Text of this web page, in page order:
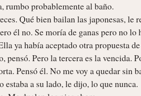
rumbo probablemente al baño.
Qué bien bailan las japonesas, le
él no. Se moría de ganas pero no lo
ya había aceptado otra propuesta
pensó. Pero la tercera es la vencida.
Pensó él. No me voy a quedar sin
a su lado, le dijo, lo que nunca.